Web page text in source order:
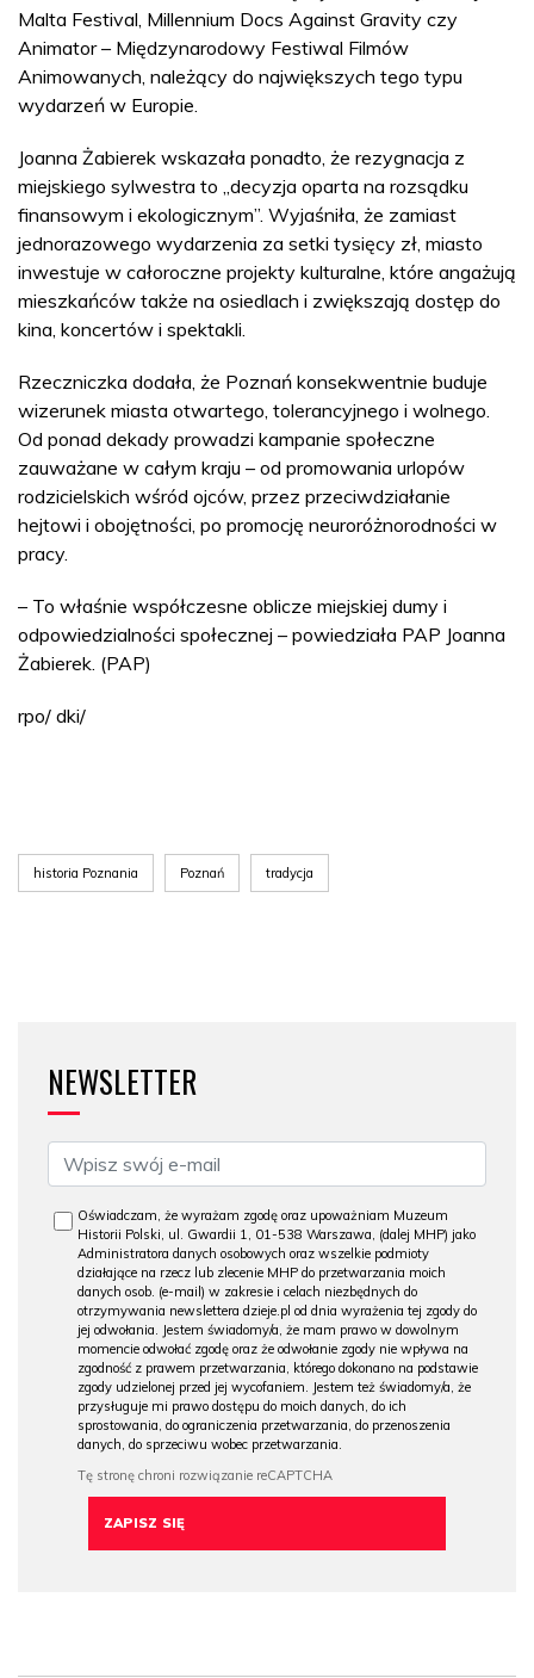
Malta Festival, Millennium Docs Against Gravity czy
Animator – Międzynarodowy Festiwal Filmów
Animowanych, należący do największych tego typu
wydarzeń w Europie.
Joanna Żabierek wskazała ponadto, że rezygnacja z
miejskiego sylwestra to „decyzja oparta na rozsądku
finansowym i ekologicznym”. Wyjaśniła, że zamiast
jednorazowego wydarzenia za setki tysięcy zł, miasto
inwestuje w całoroczne projekty kulturalne, które angażują
mieszkańców także na osiedlach i zwiększają dostęp do
kina, koncertów i spektakli.
Rzeczniczka dodała, że Poznań konsekwentnie buduje
wizerunek miasta otwartego, tolerancyjnego i wolnego.
Od ponad dekady prowadzi kampanie społeczne
zauważane w całym kraju – od promowania urlopów
rodzicielskich wśród ojców, przez przeciwdziałanie
hejtowi i obojętności, po promocję neuroróżnorodności w
pracy.
– To właśnie współczesne oblicze miejskiej dumy i
odpowiedzialności społecznej – powiedziała PAP Joanna
Żabierek. (PAP)
rpo/ dki/
historia Poznania Poznań tradycja
NEWSLETTER
Oświadczam, że wyrażam zgodę oraz upoważniam Muzeum
Historii Polski, ul. Gwardii 1, 01-538 Warszawa, (dalej MHP) jako
Administratora danych osobowych oraz wszelkie podmioty
działające na rzecz lub zlecenie MHP do przetwarzania moich
danych osob. (e-mail) w zakresie i celach niezbędnych do
otrzymywania newslettera dzieje.pl od dnia wyrażenia tej zgody do
jej odwołania. Jestem świadomy/a, że mam prawo w dowolnym
momencie odwołać zgodę oraz że odwołanie zgody nie wpływa na
zgodność z prawem przetwarzania, którego dokonano na podstawie
zgody udzielonej przed jej wycofaniem. Jestem też świadomy/a, że
przysługuje mi prawo dostępu do moich danych, do ich
sprostowania, do ograniczenia przetwarzania, do przenoszenia
danych, do sprzeciwu wobec przetwarzania.